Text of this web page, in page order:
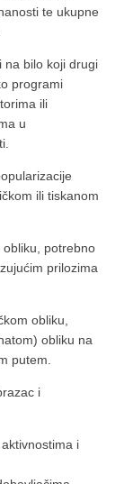
te ukupne
na bilo koji drugi
programi
ili
u
ili tiskanom
obliku, potrebno
prilozima
obliku,
obliku na
putem.
i
i